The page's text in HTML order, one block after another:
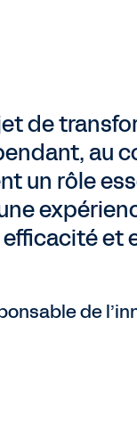
de
au
un rôle
de